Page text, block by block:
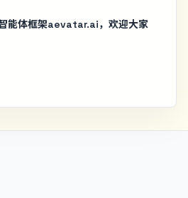
体框架aevatar.ai，欢迎大家